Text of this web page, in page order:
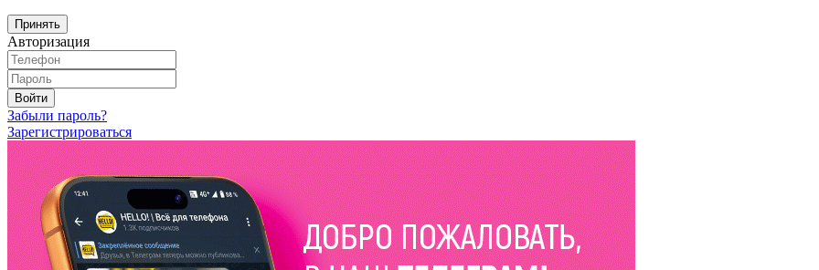
Принять
Авторизация
Войти
Забыли пароль?
Зарегистрироваться